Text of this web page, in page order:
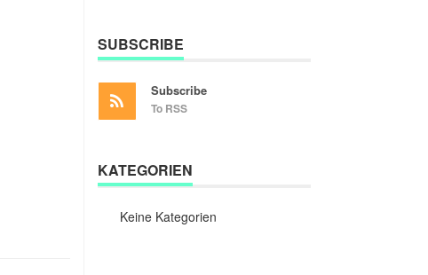
SUBSCRIBE
Subscribe
To RSS
KATEGORIEN
Keine Kategorien